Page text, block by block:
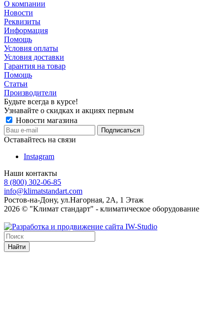
О компании
Новости
Реквизиты
Информация
Помощь
Условия оплаты
Условия доставки
Гарантия на товар
Помощь
Статьи
Производители
Будьте всегда в курсе!
Узнавайте о скидках и акциях первым
Новости магазина
Оставайтесь на связи
Instagram
Наши контакты
8 (800) 302-06-85
info@klimatstandart.com
Ростов-на-Дону, ул.Нагорная, 2А, 1 Этаж
2026 © "Климат стандарт" - климатическое оборудование
Найти